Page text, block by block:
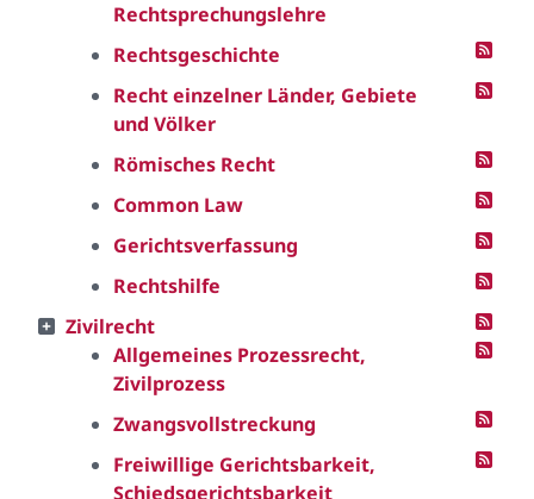
Rechtsprechungslehre
Rechtsgeschichte
Recht einzelner Länder, Gebiete
und Völker
Römisches Recht
Common Law
Gerichtsverfassung
Rechtshilfe
Zivilrecht
Allgemeines Prozessrecht,
Zivilprozess
Zwangsvollstreckung
Freiwillige Gerichtsbarkeit,
Schiedsgerichtsbarkeit